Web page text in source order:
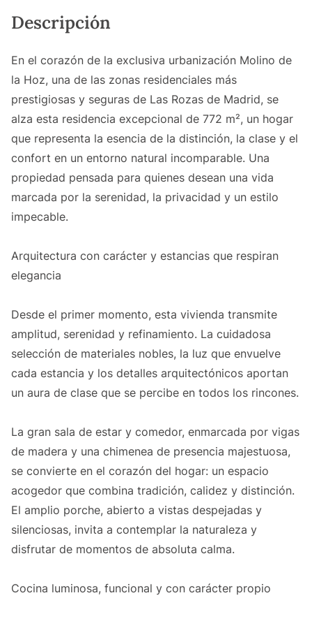
Descripción
En el corazón de la exclusiva urbanización Molino de
la Hoz, una de las zonas residenciales más
prestigiosas y seguras de Las Rozas de Madrid, se
alza esta residencia excepcional de 772 m², un hogar
que representa la esencia de la distinción, la clase y el
confort en un entorno natural incomparable. Una
propiedad pensada para quienes desean una vida
marcada por la serenidad, la privacidad y un estilo
impecable.
Arquitectura con carácter y estancias que respiran
elegancia
Desde el primer momento, esta vivienda transmite
amplitud, serenidad y refinamiento. La cuidadosa
selección de materiales nobles, la luz que envuelve
cada estancia y los detalles arquitectónicos aportan
un aura de clase que se percibe en todos los rincones.
La gran sala de estar y comedor, enmarcada por vigas
de madera y una chimenea de presencia majestuosa,
se convierte en el corazón del hogar: un espacio
acogedor que combina tradición, calidez y distinción.
El amplio porche, abierto a vistas despejadas y
silenciosas, invita a contemplar la naturaleza y
disfrutar de momentos de absoluta calma.
Cocina luminosa, funcional y con carácter propio